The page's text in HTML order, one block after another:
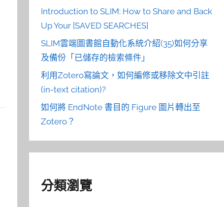
Introduction to SLIM: How to Share and Back
Up Your [SAVED SEARCHES]
SLIM雲端圖書館自動化系統介紹(35)如何分享
及備份「已儲存的檢索條件」
利用Zotero寫論文，如何編修或移除文中引註
(in-text citation)?
如何將 EndNote 書目的 Figure 圖片轉出至
Zotero？
分類瀏覽